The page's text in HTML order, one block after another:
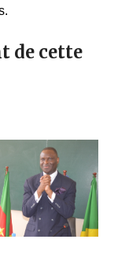
de cette